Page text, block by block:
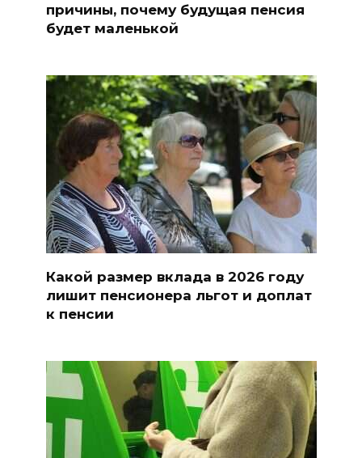
причины, почему будущая пенсия
будет маленькой
Какой размер вклада в 2026 году
лишит пенсионера льгот и доплат
к пенсии